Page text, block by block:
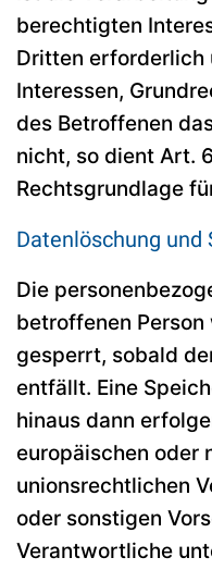
berechtigten
Dritten erforderlich
Interessen,
des Betroffenen
nicht, so dient Art.
Rechtsgrundlage
Datenlöschung und
Die
betroffenen
gesperrt, sobald
entfällt. Eine
hinaus dann
europäischen oder
unionsrechtlichen
oder sonstigen
Verantwortliche